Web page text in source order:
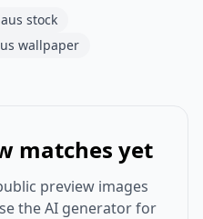
stock
wallpaper
matches yet
preview images
the AI generator for